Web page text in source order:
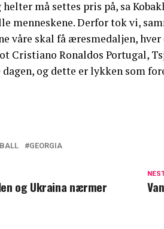
må settes pris på, sa
menneskene. Derfor tok vi,
våre skal få æresmedaljen,
Cristiano Ronaldos Portugal,
og dette er lykken som
GEORGIA
og Ukraina nærmer